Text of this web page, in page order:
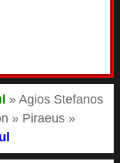
» Agios Stefanos
» Piraeus »